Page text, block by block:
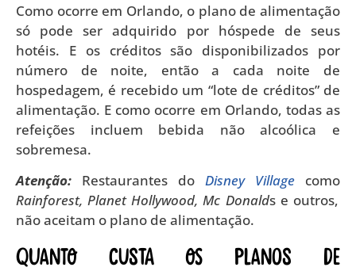
Como ocorre em Orlando, o plano de alimentação
só pode ser adquirido por hóspede de seus
hotéis. E os créditos são disponibilizados por
número de noite, então a cada noite de
hospedagem, é recebido um “lote de créditos” de
alimentação. E como ocorre em Orlando, todas as
refeições incluem bebida não alcoólica e
sobremesa.
Atenção: Restaurantes do Disney Village como
Rainforest, Planet Hollywood, Mc Donalds e outros,
não aceitam o plano de alimentação.
Quanto custa os planos de